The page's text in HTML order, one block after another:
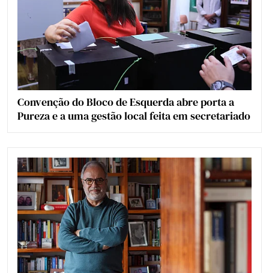
Convenção do Bloco de Esquerda abre porta a
Pureza e a uma gestão local feita em secretariado